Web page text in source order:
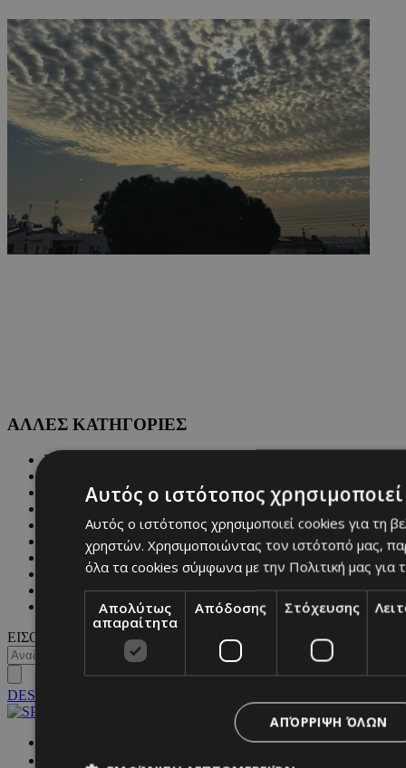
ΑΛΛΕΣ ΚΑΤΗΓΟΡΙΕΣ
FASHION
BEAUTY
COVER STORY
CULTURE
BLOGS
MAGAZINE
WKND BY MUST
ASTROLOGY
ΓΕΝΙΚΕΣ ΠΛΗΡΟΦΟΡΙΕΣ
ΕΙΣΟΔΟΣ
DESKTOP
Αυτός ο ιστότοπος
Αυτός ο ιστότοπος χρησιμοποιεί cookies για τη
χρηστών. Χρησιμοποιώντας τον ιστότοπό μας,
όλα τα cookies σύμφωνα με την Πολιτική μας για
Απολύτως
απαραίτητα
Απόδοσης Στόχευσης
ΑΠΌΡΡΙΨΗ ΌΛΩΝ